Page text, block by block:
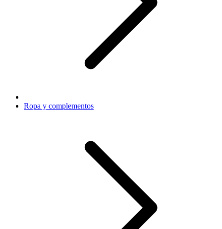
Ropa y complementos